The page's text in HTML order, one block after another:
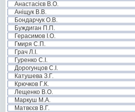
Анастасієв В.О.
Аніщук В.В.
Бондарчук О.В.
Буждиган П.П.
Герасимов І.О.
Гмиря С.П.
Грач Л.І.
Гуренко С.І.
Дорогунцов С.І.
Катушева З.Г.
Крючков Г.К.
Лещенко В.О.
Маркуш М.А.
Матвєєв В.Г.